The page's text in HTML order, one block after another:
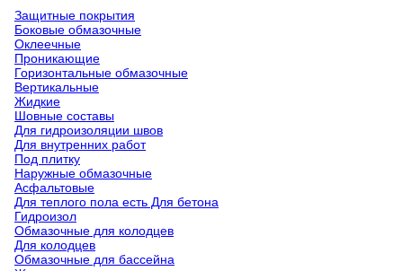
Защитные покрытия
Боковые обмазочные
Оклеечные
Проникающие
Горизонтальные обмазочные
Вертикальные
Жидкие
Шовные составы
Для гидроизоляции швов
Для внутренних работ
Под плитку
Наружные обмазочные
Асфальтовые
Для теплого пола есть Для бетона
Гидроизол
Обмазочные для колодцев
Для колодцев
Обмазочные для бассейна